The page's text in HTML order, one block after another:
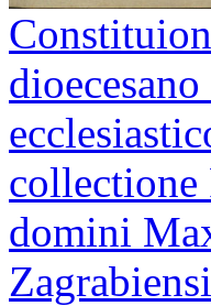
collectione
domini